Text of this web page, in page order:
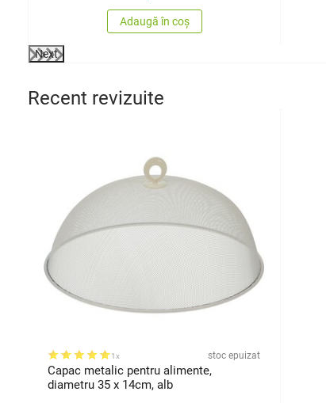
Adaugă în coș
Next
Recent revizuite
1x stoc epuizat
Capac metalic pentru alimente,
diametru 35 x 14cm, alb